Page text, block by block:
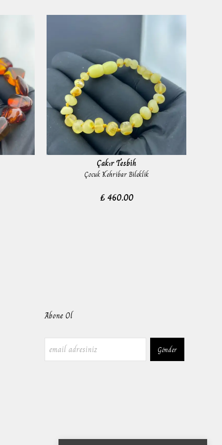
Çakır Tesbih
Çocuk Kehribar Bileklik
₺ 460.00
Abone Ol
Gönder